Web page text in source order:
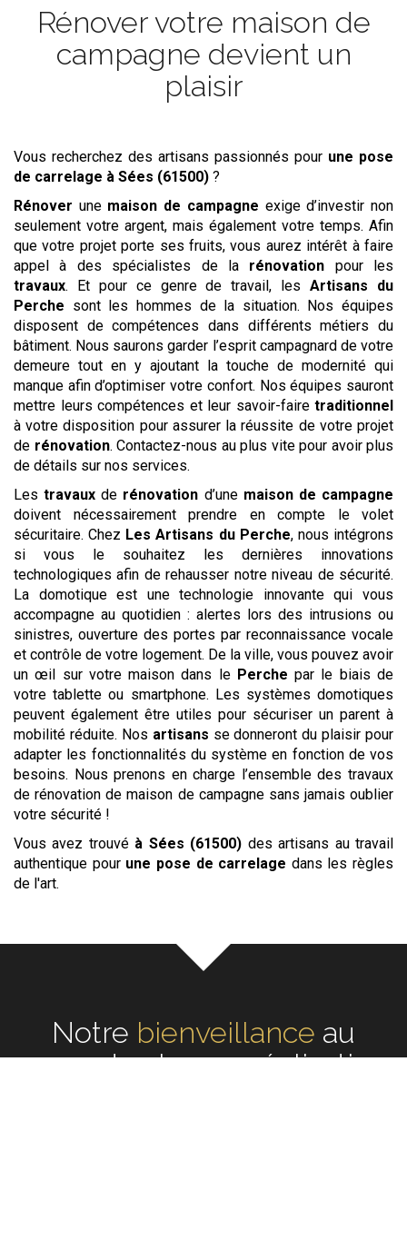
Rénover votre maison de
campagne devient un
plaisir
Vous recherchez des artisans passionnés pour une pose
de carrelage à Sées (61500) ?
Rénover une maison de campagne exige d’investir non
seulement votre argent, mais également votre temps. Afin
que votre projet porte ses fruits, vous aurez intérêt à faire
appel à des spécialistes de la rénovation pour les
travaux. Et pour ce genre de travail, lesArtisans du
Perche sont les hommes de la situation. Nos équipes
disposent de compétences dans différents métiers du
bâtiment. Nous saurons garder l’esprit campagnard de votre
demeure tout en y ajoutant la touche de modernité qui
manque afin d’optimiser votre confort. Nos équipes sauront
mettre leurs compétences et leur savoir-faire traditionnel
à votre disposition pour assurer la réussite de votre projet
de rénovation. Contactez-nous au plus vite pour avoir plus
de détails sur nos services.
Lestravaux de rénovation d’une maison de campagne
doivent nécessairement prendre en compte le volet
sécuritaire. Chez Les Artisans du Perche, nous intégrons
si vous le souhaitez les dernières innovations
technologiques afin de rehausser notre niveau de sécurité.
La domotique est une technologie innovante qui vous
accompagne au quotidien : alertes lors des intrusions ou
sinistres, ouverture des portes par reconnaissance vocale
et contrôle de votre logement. De la ville, vous pouvez avoir
un œil sur votre maison dans le Perche par le biais de
votre tablette ou smartphone. Les systèmes domotiques
peuvent également être utiles pour sécuriser un parent à
mobilité réduite. Nos artisans se donneront du plaisir pour
adapter les fonctionnalités du système en fonction de vos
besoins. Nous prenons en charge l’ensemble des travaux
de rénovation de maison de campagne sans jamais oublier
votre sécurité !
Vous avez trouvé à Sées (61500) des artisans au travail
authentique pour une pose de carrelage dans les règles
de l'art.
Notreécouteau cœur de
chaque réalisation